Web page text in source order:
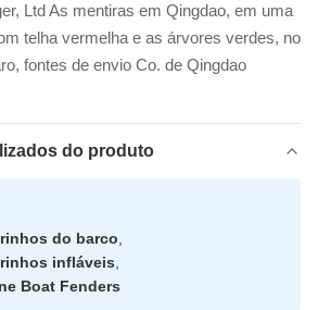
Ltd As mentiras em Qingdao, em uma
telha vermelha e as árvores verdes, no
fontes de envio Co. de Qingdao
do produto
do barco
infláveis
Boat Fenders